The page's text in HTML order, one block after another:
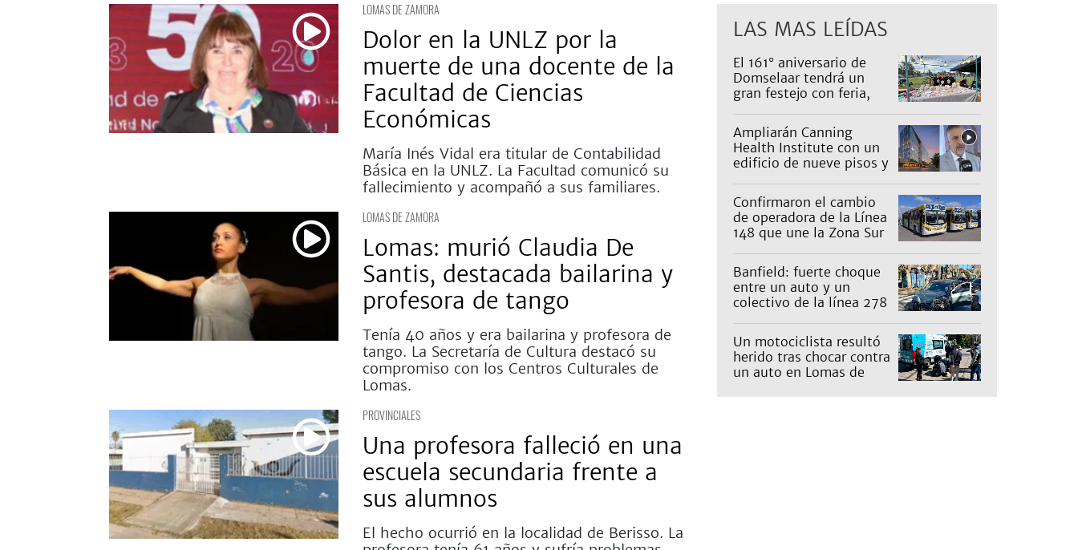
LOMAS DE ZAMORA
Dolor en la UNLZ por la
muerte de una docente de la
Facultad de Ciencias
Económicas
María Inés Vidal era titular de Contabilidad
Básica en la UNLZ. La Facultad comunicó su
fallecimiento y acompañó a sus familiares.
LOMAS DE ZAMORA
Lomas: murió Claudia De
Santis, destacada bailarina y
profesora de tango
Tenía 40 años y era bailarina y profesora de
tango. La Secretaría de Cultura destacó su
compromiso con los Centros Culturales de
Lomas.
PROVINCIALES
Una profesora falleció en una
escuela secundaria frente a
sus alumnos
El hecho ocurrió en la localidad de Berisso. La
LAS MAS LEÍDAS
El 161° aniversario de
Domselaar tendrá un
gran festejo con feria,
propuestas para niños
Ampliarán Canning
Health Institute con un
edificio de nueve pisos y
millones
Confirmaron el cambio
de operadora de la Línea
148 que une la Zona Sur
los recorridos
Banfield: fuerte choque
entre un auto y un
colectivo de la línea 278
Un motociclista resultó
herido tras chocar contra
un auto en Lomas de